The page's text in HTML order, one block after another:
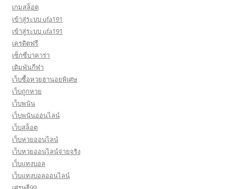
เกมสล็อต
เข้าสู่ระบบ ufa191
เข้าสู่ระบบ ufa191
เครดิตฟรี
เซ็กซี่บาคาร่า
เดิมพันกีฬา
เว็บซื้อหวยฮานอยพิเศษ
เว็บถูกหวย
เว็บพนัน
เว็บพนันออนไลน์
เว็บสล็อต
เว็บหวยออนไลน์
เว็บหวยออนไลน์จ่ายจริง
เว็บแทงบอล
เว็บแทงบอลออนไลน์